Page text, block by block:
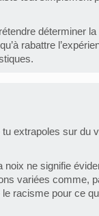
déterminer la
rabattre
tu extrapoles sur du
ne signifie
variées comme,
le racisme pour ce